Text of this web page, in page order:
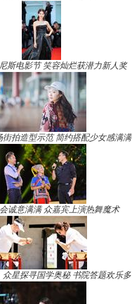
斯电影节 笑容灿烂获潜力新人奖
街拍造型示范 简约搭配少女感满满
诚意满满 众嘉宾上演热舞魔术
众星探寻国学奥秘 书院答题欢乐多